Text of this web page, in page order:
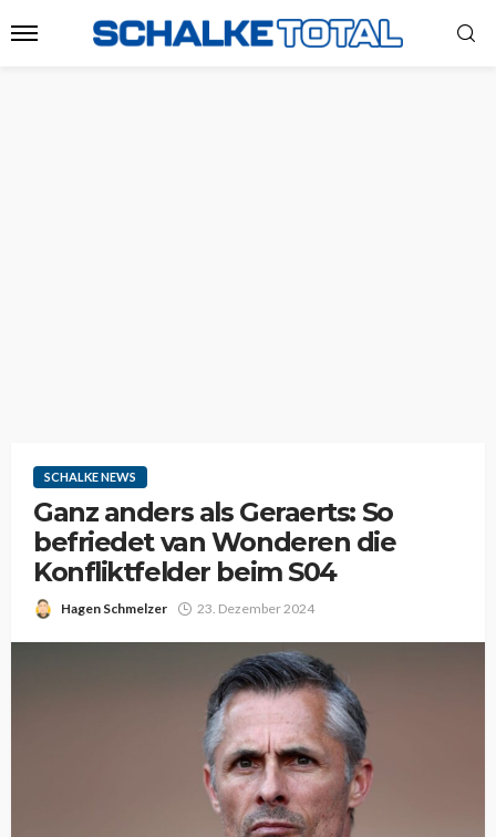
SCHALKE NEWS
Ganz anders als Geraerts: So
befriedet van Wonderen die
Konfliktfelder beim S04
Hagen Schmelzer 23. Dezember 2024